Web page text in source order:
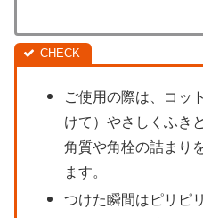
ご使用の際は、コッ
けて）やさしくふき
角質や角栓の詰まり
ます。
つけた瞬間はピリピ